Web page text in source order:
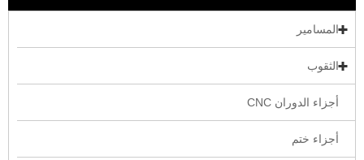
المسامير
الثقوب
أجزاء الدوران CNC
أجزاء ختم